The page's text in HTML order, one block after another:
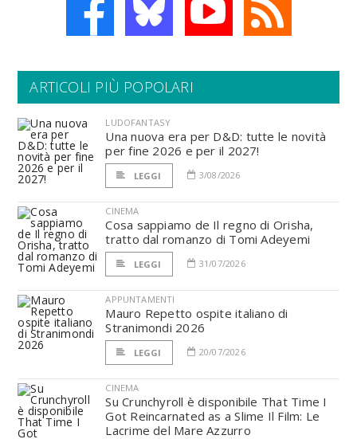
ARTICOLI PIÙ POPOLARI
LUDOFANTASY
Una nuova era per D&D: tutte le novità
per fine 2026 e per il 2027!
LEGGI 3/08/2026
CINEMA
Cosa sappiamo de Il regno di Orisha,
tratto dal romanzo di Tomi Adeyemi
LEGGI 31/07/2026
APPUNTAMENTI
Mauro Repetto ospite italiano di
Stranimondi 2026
LEGGI 20/07/2026
CINEMA
Su Crunchyroll è disponibile That Time I
Got Reincarnated as a Slime Il Film: Le
Lacrime del Mare Azzurro